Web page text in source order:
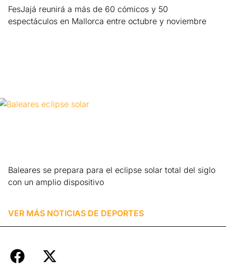
FesJajá reunirá a más de 60 cómicos y 50
espectáculos en Mallorca entre octubre y noviembre
Baleares se prepara para el eclipse solar total del siglo
con un amplio dispositivo
VER MÁS NOTICIAS DE DEPORTES